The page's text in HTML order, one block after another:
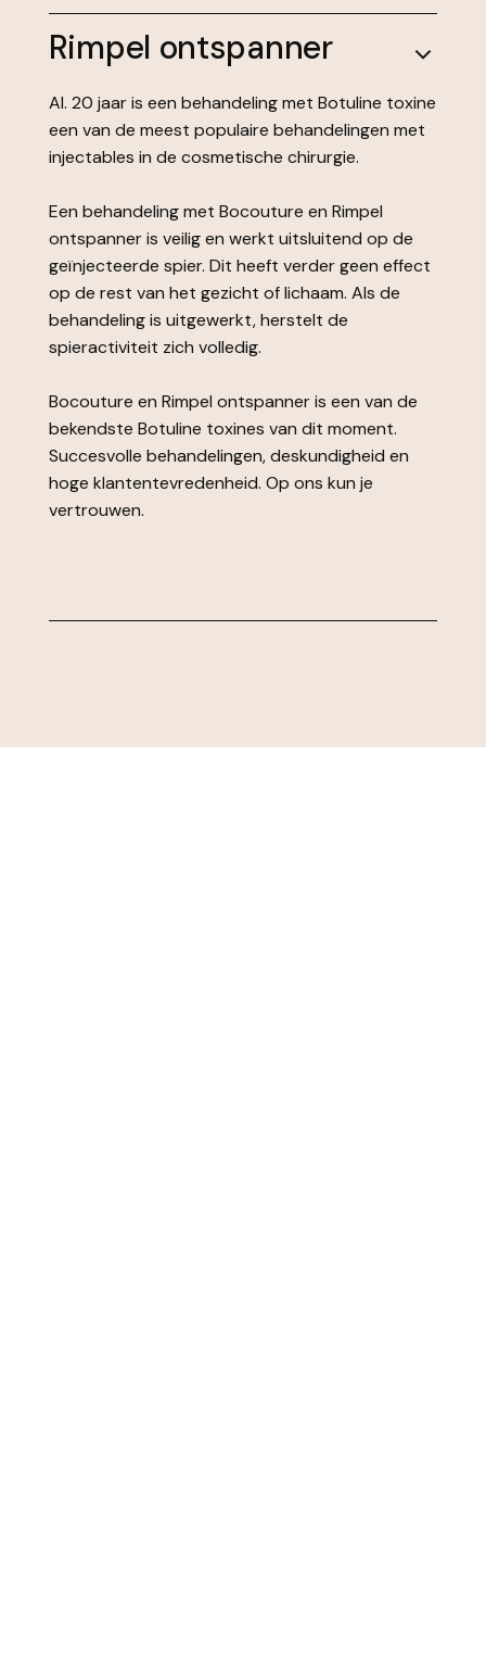
Rimpel ontspanner
Al. 20 jaar is een behandeling met Botuline toxine
een van de meest populaire behandelingen met
injectables in de cosmetische chirurgie.
Een behandeling met Bocouture en Rimpel
ontspanner is veilig en werkt uitsluitend op de
geïnjecteerde spier. Dit heeft verder geen effect
op de rest van het gezicht of lichaam. Als de
behandeling is uitgewerkt, herstelt de
spieractiviteit zich volledig.
Bocouture en Rimpel ontspanner is een van de
bekendste Botuline toxines van dit moment.
Succesvolle behandelingen, deskundigheid en
hoge klantentevredenheid. Op ons kun je
vertrouwen.